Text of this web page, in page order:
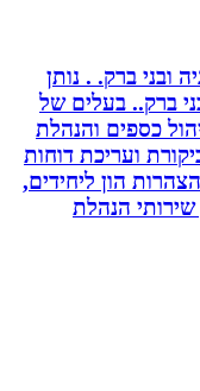
ברק. . נותן
בעלים של
והנהלת
ועריכת דוחות
הון ליחידים,
הנהלת